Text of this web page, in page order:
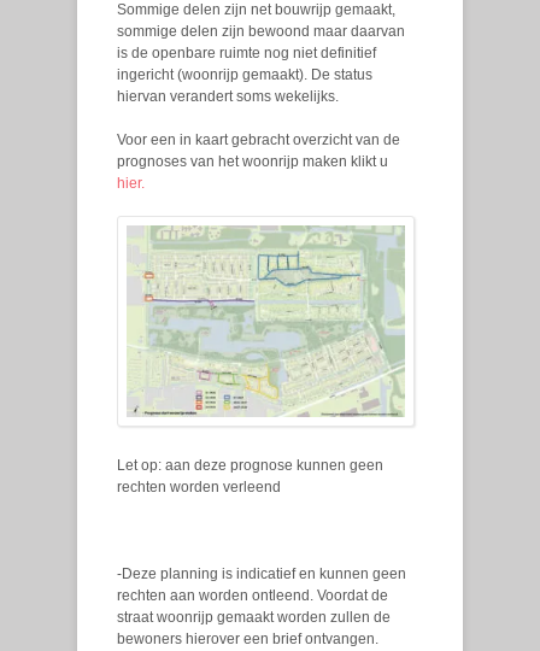
Sommige delen zijn net bouwrijp gemaakt,
sommige delen zijn bewoond maar daarvan
is de openbare ruimte nog niet definitief
ingericht (woonrijp gemaakt). De status
hiervan verandert soms wekelijks.
Voor een in kaart gebracht overzicht van de
prognoses van het woonrijp maken klikt u
hier.
Let op: aan deze prognose kunnen geen
rechten worden verleend
-Deze planning is indicatief en kunnen geen
rechten aan worden ontleend. Voordat de
straat woonrijp gemaakt worden zullen de
bewoners hierover een brief ontvangen.